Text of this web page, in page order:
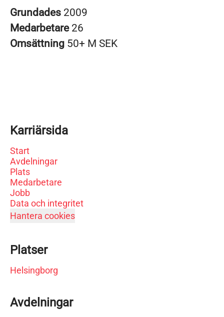
Grundades 2009
Medarbetare 26
Omsättning 50+ M SEK
Karriärsida
Start
Avdelningar
Plats
Medarbetare
Jobb
Data och integritet
Hantera cookies
Platser
Helsingborg
Avdelningar